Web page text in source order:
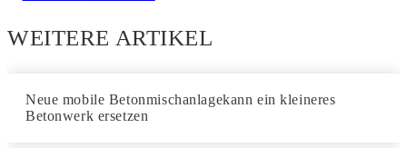
WEITERE ARTIKEL
Neue mobile Betonmischanlagekann ein kleineres
Betonwerk ersetzen